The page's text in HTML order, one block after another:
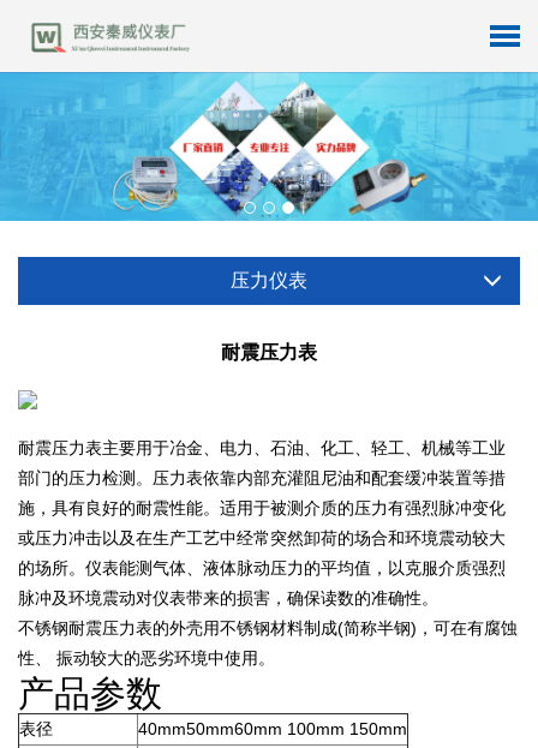
压力仪表
耐震压力表
耐震压力表主要用于冶金、电力、石油、化工、轻工、机械等工业
部门的压力检测。压力表依靠内部充灌阻尼油和配套缓冲装置等措
施，具有良好的耐震性能。适用于被测介质的压力有强烈脉冲变化
或压力冲击以及在生产工艺中经常突然卸荷的场合和环境震动较大
的场所。仪表能测气体、液体脉动压力的平均值，以克服介质强烈
脉冲及环境震动对仪表带来的损害，确保读数的准确性。
不锈钢耐震压力表的外壳用不锈钢材料制成(简称半钢)，可在有腐蚀
性、 振动较大的恶劣环境中使用。
产品参数
表径
40mm50mm60mm 100mm 150mm